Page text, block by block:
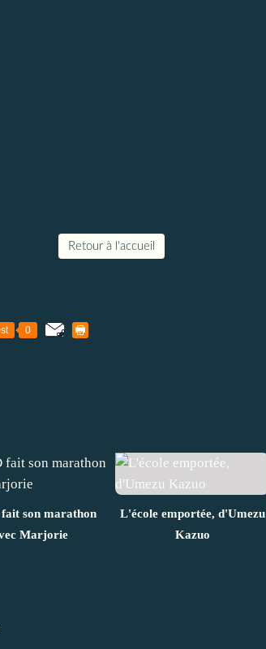
Retour à l'accueil
0
son marathon
Marjorie
L'école emportée, d'Umezu
Kazuo